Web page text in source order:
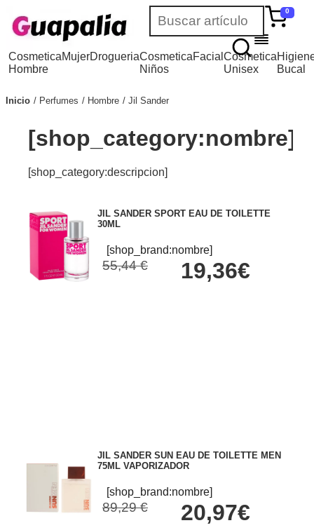
0
Cosmetica
Hombre
MujerDrogueriaCosmetica
Niños
FacialCosmetica
Unisex
Bucal
Inicio Perfumes Hombre Jil Sander
[shop_category:nombre]
[shop_category:descripcion]
JIL SANDER SPORT EAU DE TOILETTE
30ML
[shop_brand:nombre]
55,44 € 19,36€
JIL SANDER SUN EAU DE TOILETTE MEN
75ML VAPORIZADOR
[shop_brand:nombre]
89,29 € 20,97€